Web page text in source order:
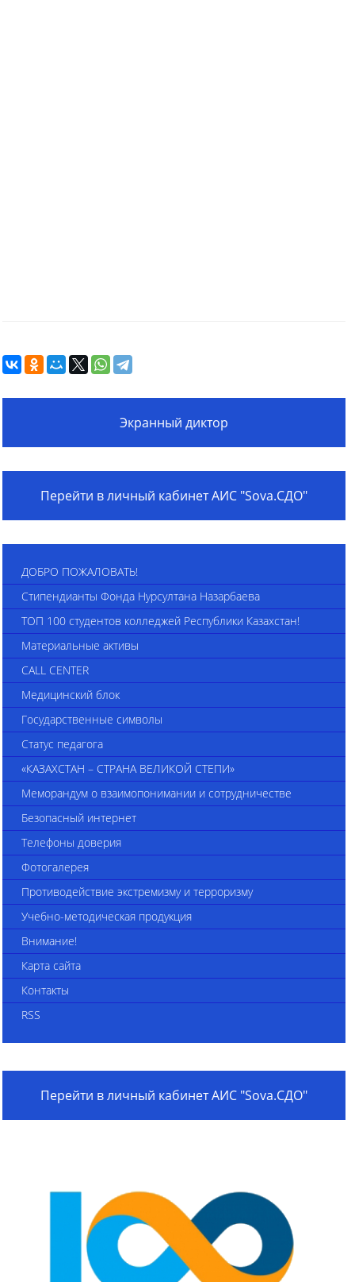
Экранный диктор
Перейти в личный кабинет АИС "Sova.СДО"
ДОБРО ПОЖАЛОВАТЬ!
Стипендианты Фонда Нурсултана Назарбаева
ТОП 100 студентов колледжей Республики Казахстан!
Материальные активы
CALL CENTER
Медицинский блок
Государственные символы
Статус педагога
«КАЗАХСТАН – СТРАНА ВЕЛИКОЙ СТЕПИ»
Меморандум о взаимопонимании и сотрудничестве
Безопасный интернет
Телефоны доверия
Фотогалерея
Противодействие экстремизму и терроризму
Учебно-методическая продукция
Внимание!
Карта сайта
Контакты
RSS
Перейти в личный кабинет АИС "Sova.СДО"